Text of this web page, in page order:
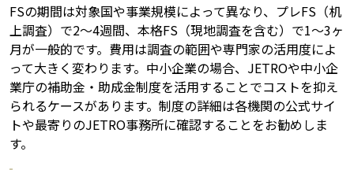
FSの期間は対象国や事業規模によって異なり、プレFS（机
上調査）で2〜4週間、本格FS（現地調査を含む）で1〜3ヶ
月が一般的です。費用は調査の範囲や専門家の活用度によ
って大きく変わります。中小企業の場合、JETROや中小企
業庁の補助金・助成金制度を活用することでコストを抑え
られるケースがあります。制度の詳細は各機関の公式サイ
トや最寄りのJETRO事務所に確認することをお勧めしま
す。